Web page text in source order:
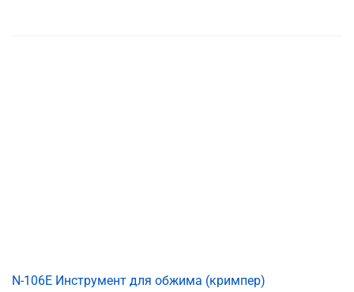
N-106E Инструмент для обжима (кримпер)